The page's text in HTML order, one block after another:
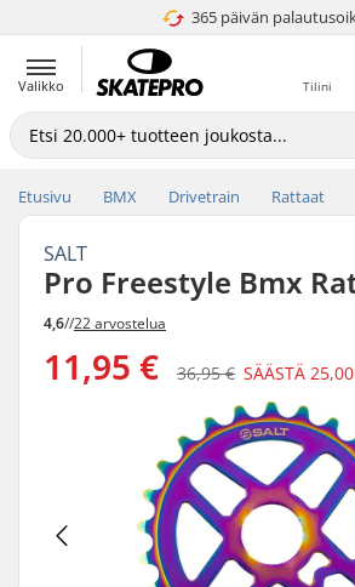
365 päivän4.8 / 5
Valikko Tilini
Etusivu BMX Drivetrain Rattaat
SALT
Pro Freestyle Bmx
4,6//22 arvostelua
11,95 € 36,95 € SÄÄSTÄ